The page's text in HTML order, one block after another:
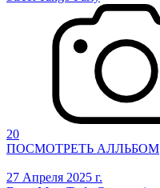
20
ПОСМОТРЕТЬ АЛЛЬБОМ
27 Апреля 2025 г.